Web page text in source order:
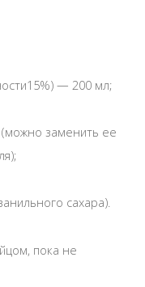
— 200 мл;
заменить ее
сахара).
пока не